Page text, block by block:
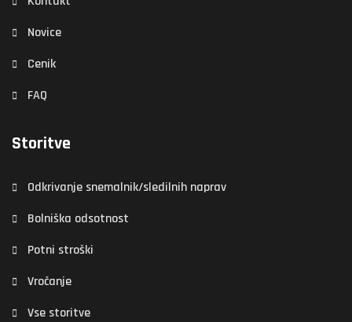
Novice
Cenik
FAQ
Storitve
Odkrivanje snemalnik/sledilnih naprav
Bolniška odsotnost
Potni stroški
Vročanje
Vse storitve